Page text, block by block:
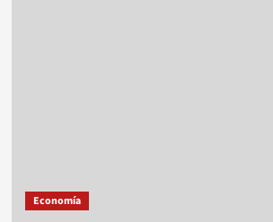
Economía